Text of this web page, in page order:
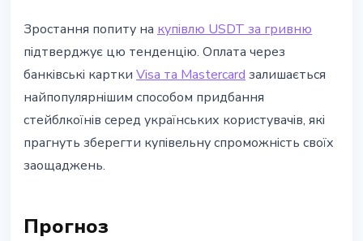
Зростання попиту на купівлю USDT за гривню
підтверджує цю тенденцію. Оплата через
банківські картки Visa та Mastercard залишається
найпопулярнішим способом придбання
стейблкоїнів серед українських користувачів, які
прагнуть зберегти купівельну спроможність своїх
заощаджень.
Прогноз